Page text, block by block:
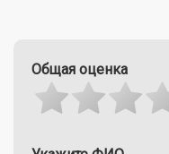
Общая оценка